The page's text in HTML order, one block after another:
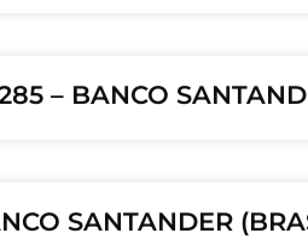
– BANCO
SANTANDER